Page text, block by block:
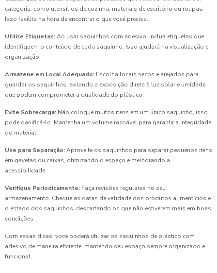
categoria, como utensílios de cozinha, materiais de escritório ou roupas.
Isso facilita na hora de encontrar o que você precisa.
Utilize Etiquetas:Ao usar saquinhos com adesivo, inclua etiquetas que
identifiquem o conteúdo de cada saquinho. Isso ajudará na visualização e
organização.
Armazene em Local Adequado: Escolha locais secos e arejados para
guardar os saquinhos, evitando a exposição direta à luz solar e umidade
que podem comprometer a qualidade do plástico.
Evite Sobrecarga: Não coloque muitos itens em um único saquinho, isso
pode danificá-lo. Mantenha um volume razoável para garantir a integridade
do material.
Use para Separação:Aproveite os saquinhos para separar pequenos itens
em gavetas ou caixas, otimizando o espaço e melhorando a
acessibilidade.
Verifique Periodicamente: Faça revisões regulares no seu
armazenamento. Cheque as datas de validade dos produtos alimentícios e
o estado dos saquinhos, descartando os que não estiverem mais em boas
condições.
Com essas dicas, você poderá utilizar os saquinhos de plástico com
adesivo de maneira eficiente, mantendo seu espaço sempre organizado e
funcional.